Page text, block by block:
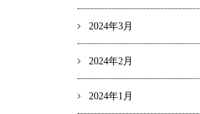
2024年3月
2024年2月
2024年1月